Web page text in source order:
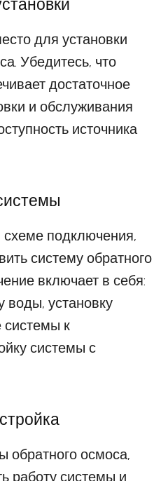
для установки
Убедитесь, что
достаточное
и обслуживания
источника
подключения,
систему обратного
включает в себя:
воды, установку
к
системы с
обратного осмоса,
работу системы и